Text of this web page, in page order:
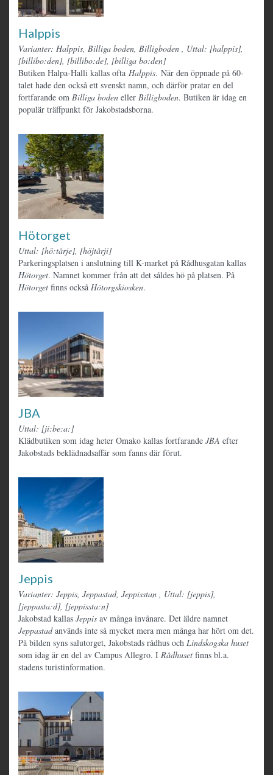
Halppis
Varianter: Halppis, Billiga boden, Billigboden , Uttal: [halppis],
[billibo:den], [billibo:de], [billiga bo:den]
Butiken Halpa-Halli kallas ofta Halppis. När den öppnade på 60-
talet hade den också ett svenskt namn, och därför pratar en del
fortfarande om Billiga boden eller Billigboden. Butiken är idag en
populär träffpunkt för Jakobstadsborna.
Hötorget
Uttal: [hö:tårje], [höjtårji]
Parkeringsplatsen i anslutning till K-market på Rådhusgatan kallas
Hötorget. Namnet kommer från att det såldes hö på platsen. På
Hötorget finns också Hötorgskiosken.
JBA
Uttal: [ji:be:a:]
Klädbutiken som idag heter Omako kallas fortfarande JBA efter
Jakobstads beklädnadsaffär som fanns där förut.
Jeppis
Varianter: Jeppis, Jeppastad, Jeppisstan , Uttal: [jeppis],
[jeppasta:d], [jeppissta:n]
Jakobstad kallas Jeppis av många invånare. Det äldre namnet
Jeppastadanvänds inte så mycket mera men många har hört om det.
På bilden syns salutorget, Jakobstads rådhus och Lindskogska huset
som idag är en del av Campus Allegro. I Rådhuset finns bl.a.
stadens turistinformation.